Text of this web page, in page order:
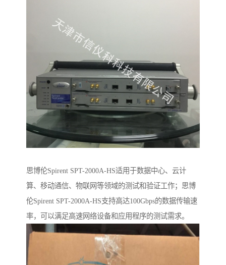
思博伦Spirent SPT-2000A-HS适用于数据中心、云计
算、移动通信、物联网等领域的测试和验证工作；思博
伦Spirent SPT-2000A-HS支持高达100Gbps的数据传输速
率，可以满足高速网络设备和应用程序的测试需求。